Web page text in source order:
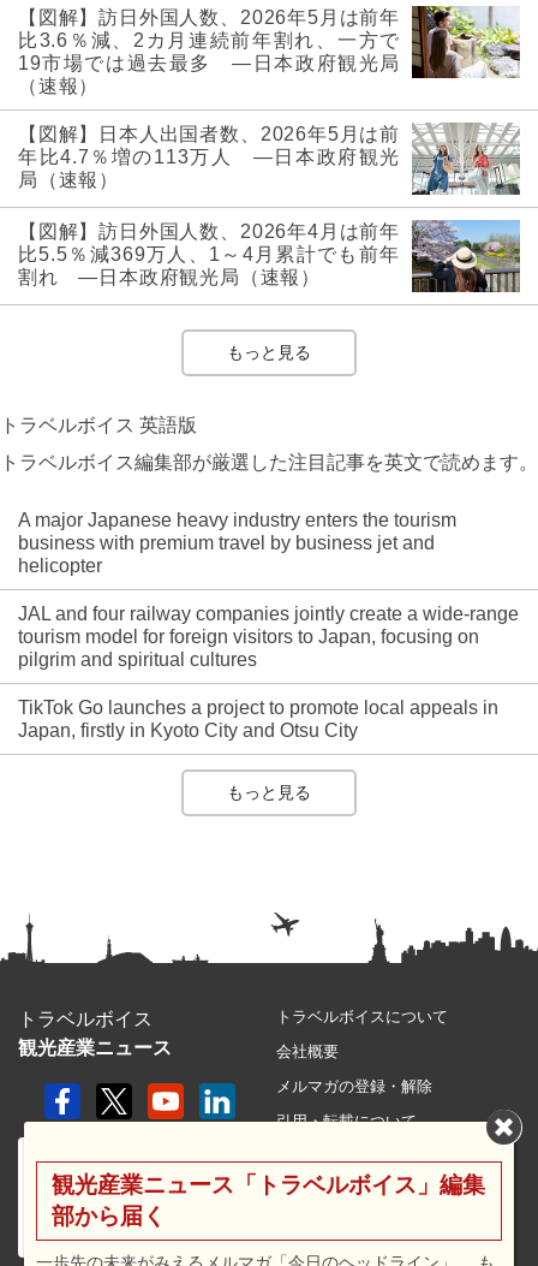
【図解】訪日外国人数、2026年5月は前年
比3.6％減、2カ月連続前年割れ、一方で
19市場では過去最多 ―日本政府観光局
（速報）
【図解】日本人出国者数、2026年5月は前
年比4.7％増の113万人 ―日本政府観光
局（速報）
【図解】訪日外国人数、2026年4月は前年
比5.5％減369万人、1～4月累計でも前年
割れ ―日本政府観光局（速報）
もっと見る
トラベルボイス 英語版
トラベルボイス編集部が厳選した注目記事を英文で読めます。
A major Japanese heavy industry enters the tourism
business with premium travel by business jet and
helicopter
JAL and four railway companies jointly create a wide-range
tourism model for foreign visitors to Japan, focusing on
pilgrim and spiritual cultures
TikTok Go launches a project to promote local appeals in
Japan, firstly in Kyoto City and Otsu City
もっと見る
トラベルボイス
観光産業ニュース
トラベルボイスについて
会社概要
メルマガの登録・解除
引用・転載について
利用規約
広告メニュー・料金
観光産業ニュース「トラベルボイス」編集
部から届く